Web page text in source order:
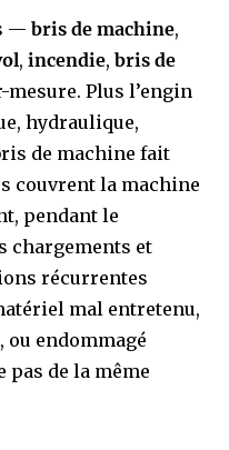
— bris de machine,
, incendie, bris de
Plus l’engin
hydraulique,
de machine fait
couvrent la machine
pendant le
chargements et
récurrentes
mal entretenu,
endommagé
de la même